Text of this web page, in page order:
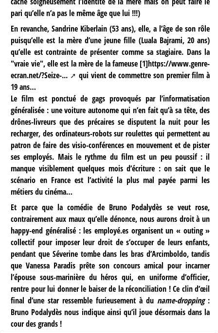
pari qu’elle n’a pas le même âge que lui !!!)
En revanche, Sandrine Kiberlain (53 ans), elle, a l’âge de son rôle
puisqu’elle est la mère d’une jeune fille (Luala Bajrami, 20 ans)
qu’elle est contrainte de présenter comme sa stagiaire. Dans la
"vraie vie", elle est la mère de la fameuse[1]https://www.genre-
ecran.net/?Seize-...
qui vient de commettre son premier film à
19 ans…
Le film est ponctué de gags provoqués par l’informatisation
généralisée : une voiture autonome qui n’en fait qu’à sa tête, des
drônes-livreurs que des précaires se disputent la nuit pour les
recharger, des ordinateurs-robots sur roulettes qui permettent au
patron de faire des visio-conférences en mouvement et de pister
ses employés. Mais le rythme du film est un peu poussif : il
manque visiblement quelques mois d’écriture : on sait que le
scénario en France est l’activité la plus mal payée parmi les
métiers du cinéma…
Et parce que la comédie de Bruno Podalydès se veut rose,
contrairement aux maux qu’elle dénonce, nous aurons droit à un
happy-end généralisé : les employé.es organisent un « outing »
collectif pour imposer leur droit de s’occuper de leurs enfants,
pendant que Séverine tombe dans les bras d’Arcimboldo, tandis
que Vanessa Paradis prête son concours amical pour incarner
l’épouse sous-marinière du héros qui, en uniforme d’officier,
rentre pour lui donner le baiser de la réconciliation ! Ce clin d’œil
final d’une star ressemble furieusement à du name-dropping:
Bruno Podalydès nous indique ainsi qu’il joue désormais dans la
cour des grands !